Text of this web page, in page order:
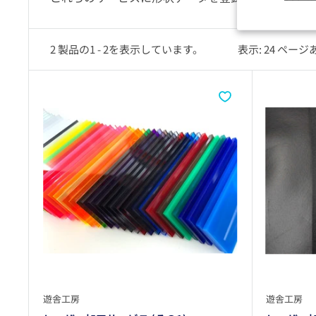
2 製品の1 - 2を表示しています。 表示: 24 ページ
遊舎工房 遊舎工房